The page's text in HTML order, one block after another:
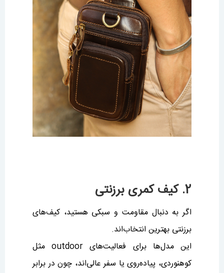
2. کیف کمری برزنتی
اگر به دنبال مقاومت و سبکی هستید، کیف‌های
برزنتی بهترین انتخاب‌اند.
این مدل‌ها برای فعالیت‌های outdoor مثل
کوهنوردی، پیاده‌روی یا سفر عالی‌اند، چون در برابر